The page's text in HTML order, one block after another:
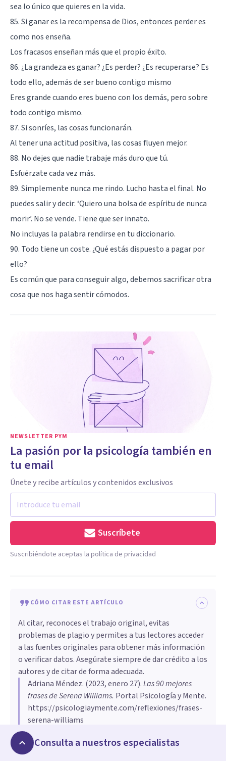
sea lo único que quieres en la vida.
85. Si ganar es la recompensa de Dios, entonces perder es
como nos enseña.
Los fracasos enseñan más que el propio éxito.
86. ¿La grandeza es ganar? ¿Es perder? ¿Es recuperarse? Es
todo ello, además de ser bueno contigo mismo
Eres grande cuando eres bueno con los demás, pero sobre
todo contigo mismo.
87. Si sonríes, las cosas funcionarán.
Al tener una actitud positiva, las cosas fluyen mejor.
88. No dejes que nadie trabaje más duro que tú.
Esfuérzate cada vez más.
89. Simplemente nunca me rindo. Lucho hasta el final. No
puedes salir y decir: ‘Quiero una bolsa de espíritu de nunca
morir’. No se vende. Tiene que ser innato.
No incluyas la palabra rendirse en tu diccionario.
90. Todo tiene un coste. ¿Qué estás dispuesto a pagar por
ello?
Es común que para conseguir algo, debemos sacrificar otra
cosa que nos haga sentir cómodos.
NEWSLETTER PYM
La pasión por la psicología también en
tu email
Únete y recibe artículos y contenidos exclusivos
Suscríbete
Suscribiéndote aceptas la política de privacidad
CÓMO CITAR ESTE ARTÍCULO
Al citar, reconoces el trabajo original, evitas
problemas de plagio y permites a tus lectores acceder
a las fuentes originales para obtener más información
o verificar datos. Asegúrate siempre de dar crédito a los
autores y de citar de forma adecuada.
Adriana Méndez. (2023, enero 27).Las 90 mejores
frases de Serena Williams. Portal Psicología y Mente.
https://psicologiaymente.com/reflexiones/frases-
serena-williams
Consulta a nuestros especialistas